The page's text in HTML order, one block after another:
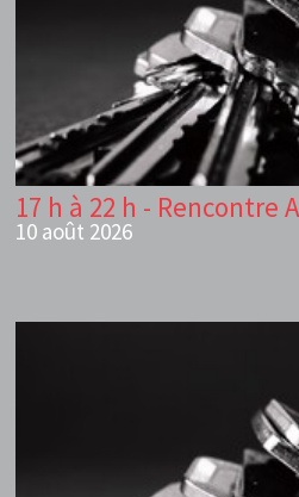
17 h à 22 h - Rencontre
10 août 2026